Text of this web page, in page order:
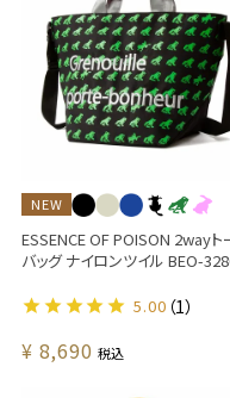
NEW
ESSENCE OF POISON 2wayト
バッグ ナイロンツイル BEO-
¥ 8,690 税込
5.00 （1）